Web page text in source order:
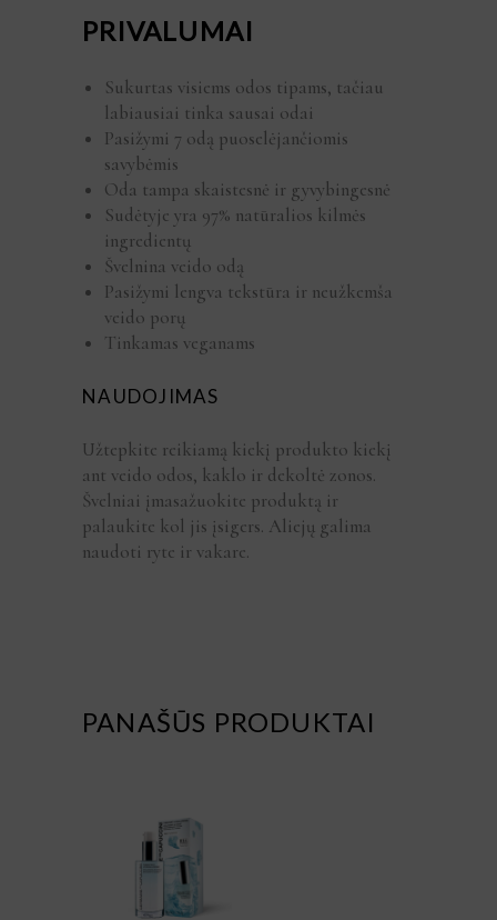
PRIVALUMAI
Sukurtas visiems odos tipams, tačiau
labiausiai tinka sausai odai
Pasižymi 7 odą puoselėjančiomis
savybėmis
Oda tampa skaistesnė ir gyvybingesnė
Sudėtyje yra 97% natūralios kilmės
ingredientų
Švelnina veido odą
Pasižymi lengva tekstūra ir neužkemša
veido porų
Tinkamas veganams
NAUDOJIMAS
Užtepkite reikiamą kiekį produkto kiekį
ant veido odos, kaklo ir dekoltė zonos.
Švelniai įmasažuokite produktą ir
palaukite kol jis įsigers. Aliejų galima
naudoti ryte ir vakare.
PANAŠŪS PRODUKTAI